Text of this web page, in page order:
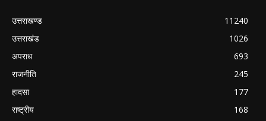
उत्तराखण्ड
11240
उत्तराखंड
1026
अपराध
693
राजनीति
245
हादसा
177
राष्ट्रीय
168